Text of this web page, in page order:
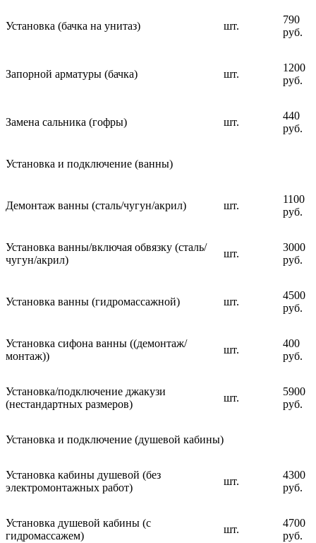
Установка (бачка на унитаз) шт.
790
руб.
Запорной арматуры (бачка) шт.
1200
руб.
Замена сальника (гофры) шт.
440
руб.
Установка и подключение (ванны)
Демонтаж ванны (сталь/чугун/акрил) шт.
1100
руб.
Установка ванны/включая обвязку (сталь/
чугун/акрил)
шт.
3000
руб.
Установка ванны (гидромассажной) шт.
4500
руб.
Установка сифона ванны ((демонтаж/
монтаж))
шт.
400
руб.
Установка/подключение джакузи
(нестандартных размеров)
шт.
5900
руб.
Установка и подключение (душевой кабины)
Установка кабины душевой (без
электромонтажных работ)
шт.
4300
руб.
Установка душевой кабины (с
гидромассажем)
шт.
4700
руб.